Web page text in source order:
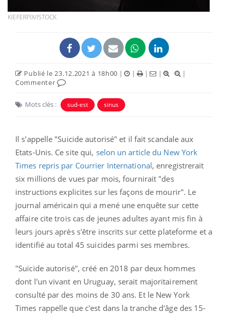
KIEFERPIX/ISTOCK
Publié le 23.12.2021 à 18h00 | | | |
|
Commenter
Mots clés : sud-est sinus
Il s'appelle "Suicide autorisé" et il fait scandale aux
Etats-Unis. Ce site qui, selon un article du New York
Times repris par Courrier International, enregistrerait
six millions de vues par mois, fournirait "des
instructions explicites sur les façons de mourir". Le
journal américain qui a mené une enquête sur cette
affaire cite trois cas de jeunes adultes ayant mis fin à
leurs jours après s'être inscrits sur cette plateforme et a
identifié au total 45 suicides parmi ses membres.
"Suicide autorisé", créé en 2018 par deux hommes
dont l'un vivant en Uruguay, serait majoritairement
consulté par des moins de 30 ans. Et le New York
Times rappelle que c'est dans la tranche d'âge des 15-